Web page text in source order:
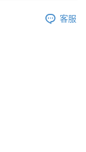
客服